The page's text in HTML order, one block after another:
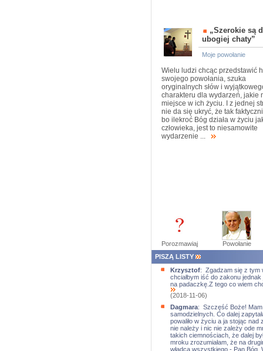
„Szerokie są
ubogiej chaty”
Moje powołanie
Wielu ludzi chcąc przedstawić
swojego powołania, szuka
oryginalnych słów i
charakteru dla wydarzeń, jakie
miejsce w ich życiu. I z jednej
nie da się ukryć, że tak
bo ilekroć Bóg działa w życiu
człowieka, jest to niesamowite
wydarzenie ...
Porozmawiaj
Powołanie
PISZĄ LISTY
Krzysztof: Zgadzam się z tym
chciałbym iść do zakonu
na padaczkę.Z tego co wiem
(2018-11-06)
Dagmara: Szczęść Boże! Mam
samodzielnych. Co dalej
powaliło w życiu a ja stojąc
nie należy i nic nie zależy ode
takich ciemnościach, że dalej
mroku zrozumiałam, że na
władca wszystkiego - Pan Bóg.